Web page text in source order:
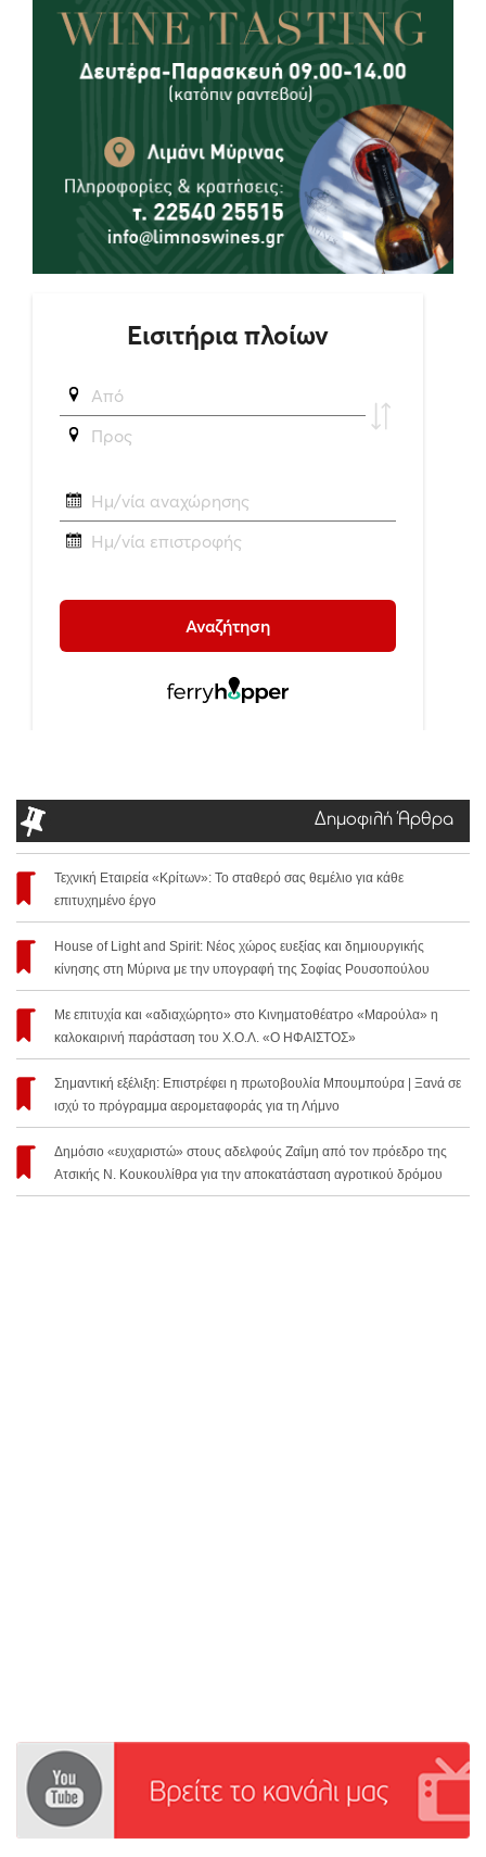
Δημοφιλή Άρθρα
Τεχνική Εταιρεία «Κρίτων»: Το σταθερό σας θεμέλιο για κάθε
επιτυχημένο έργο
House of Light and Spirit: Νέος χώρος ευεξίας και δημιουργικής
κίνησης στη Μύρινα με την υπογραφή της Σοφίας Ρουσοπούλου
Με επιτυχία και «αδιαχώρητο» στο Κινηματοθέατρο «Μαρούλα» η
καλοκαιρινή παράσταση του Χ.Ο.Λ. «Ο ΗΦΑΙΣΤΟΣ»
Σημαντική εξέλιξη: Επιστρέφει η πρωτοβουλία Μπουμπούρα | Ξανά σε
ισχύ το πρόγραμμα αερομεταφοράς για τη Λήμνο
Δημόσιο «ευχαριστώ» στους αδελφούς Ζαΐμη από τον πρόεδρο της
Ατσικής Ν. Κουκουλίθρα για την αποκατάσταση αγροτικού δρόμου